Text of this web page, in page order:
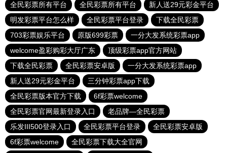
全民彩票所有平台
全民彩票所有平台
新人送29元彩金平台
明发彩票平台怎么样
全民彩票平台登录
下载全民彩票
703彩票娱乐平台
原版699彩票
一分大发系统彩票app
welcome盈彩购彩大厅广东
顶级彩票app官方网站
下载全民彩票
全民彩票安卓版
一分大发系统彩票app
新人送29元彩金平台
三分钟彩票app下载
全民彩票版本官方下载
6f彩票welcome
全民彩票官网最新登录入口
老品牌—全民彩票
乐发III500登录入口
全民彩票平台登录
全民彩票安卓版
6f彩票welcome
全民彩票下载大全官网